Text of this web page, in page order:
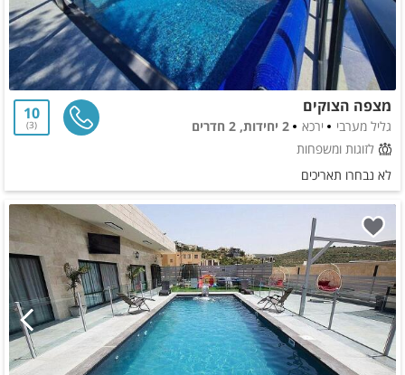
מצפה הצוקים
גליל מערבי ירכא
2 יחידות, 2 חדרים
לזוגות ומשפחות
10
3
לא נבחרו תאריכים